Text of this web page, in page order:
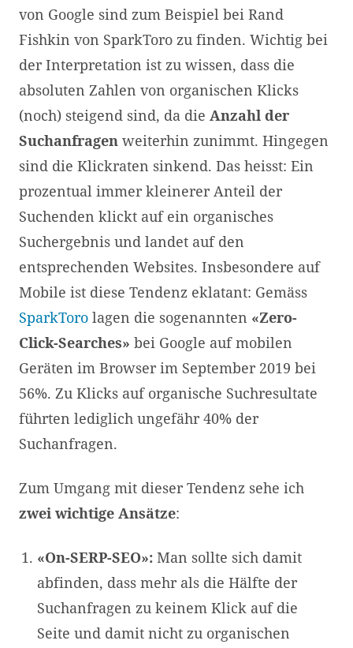
von Google sind zum Beispiel bei Rand
Fishkin von SparkToro zu finden. Wichtig bei
der Interpretation ist zu wissen, dass die
absoluten Zahlen von organischen Klicks
(noch) steigend sind, da die Anzahl der
Suchanfragen weiterhin zunimmt. Hingegen
sind die Klickraten sinkend. Das heisst: Ein
prozentual immer kleinerer Anteil der
Suchenden klickt auf ein organisches
Suchergebnis und landet auf den
entsprechenden Websites. Insbesondere auf
Mobile ist diese Tendenz eklatant: Gemäss
SparkToro lagen die sogenannten «Zero-
Click-Searches» bei Google auf mobilen
Geräten im Browser im September 2019 bei
56%. Zu Klicks auf organische Suchresultate
führten lediglich ungefähr 40% der
Suchanfragen.
Zum Umgang mit dieser Tendenz sehe ich
zwei wichtige Ansätze:
«On-SERP-SEO»:Man sollte sich damit
abfinden, dass mehr als die Hälfte der
Suchanfragen zu keinem Klick auf die
Seite und damit nicht zu organischen